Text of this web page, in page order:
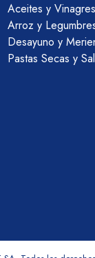
Aceites y Vinagres
Arroz y
Desayuno y
Pastas Secas y